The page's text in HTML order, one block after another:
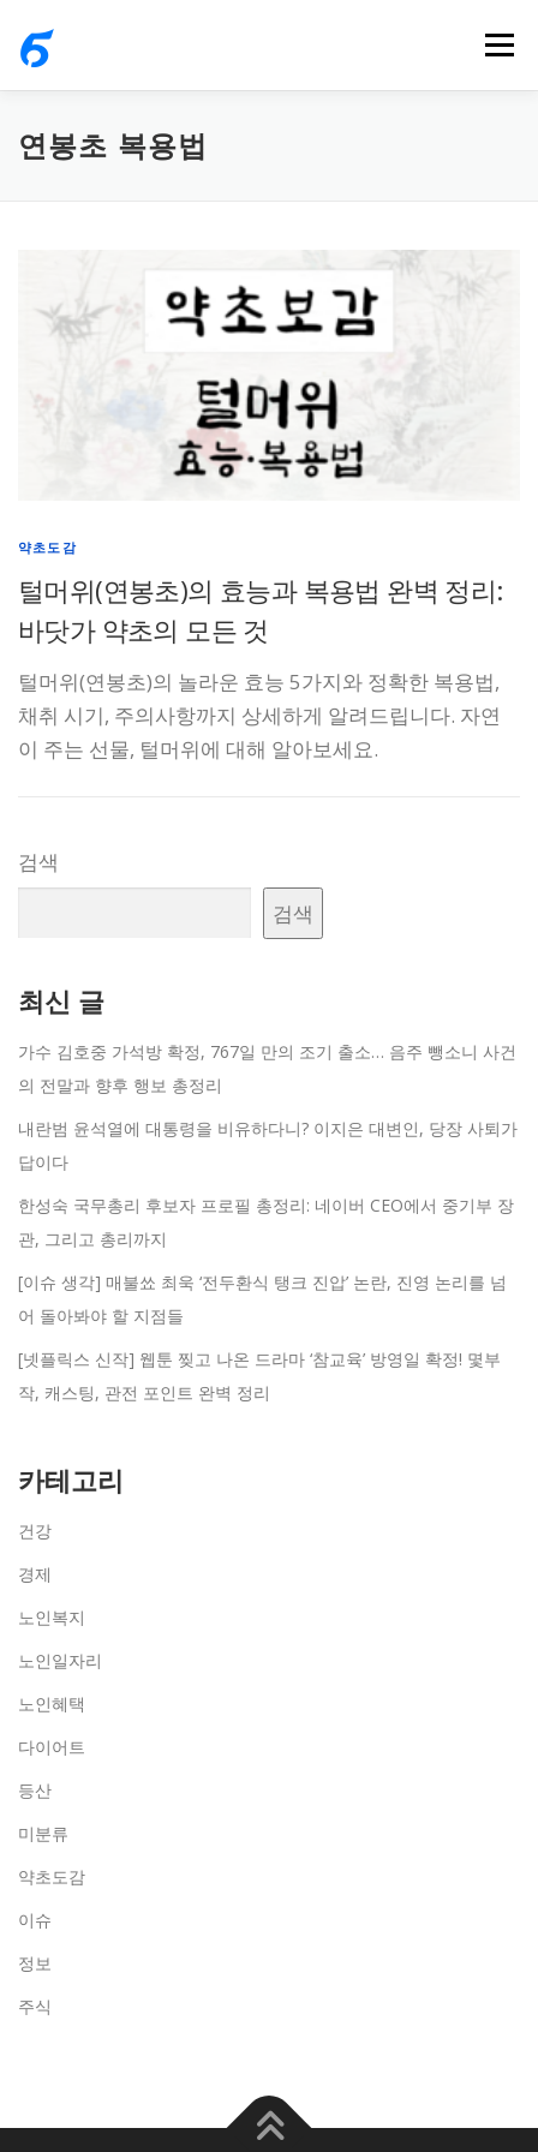
메뉴
연봉초 복용법
약초도감
털머위(연봉초)의 효능과 복용법 완벽 정리:
바닷가 약초의 모든 것
털머위(연봉초)의 놀라운 효능 5가지와 정확한 복용법,
채취 시기, 주의사항까지 상세하게 알려드립니다. 자연
이 주는 선물, 털머위에 대해 알아보세요.
검색
검색
최신 글
가수 김호중 가석방 확정, 767일 만의 조기 출소… 음주 뺑소니 사건
의 전말과 향후 행보 총정리
내란범 윤석열에 대통령을 비유하다니? 이지은 대변인, 당장 사퇴가
답이다
한성숙 국무총리 후보자 프로필 총정리: 네이버 CEO에서 중기부 장
관, 그리고 총리까지
[이슈 생각] 매불쑈 최욱 ‘전두환식 탱크 진압’ 논란, 진영 논리를 넘
어 돌아봐야 할 지점들
[넷플릭스 신작] 웹툰 찢고 나온 드라마 ‘참교육’ 방영일 확정! 몇부
작, 캐스팅, 관전 포인트 완벽 정리
카테고리
건강
경제
노인복지
노인일자리
노인혜택
다이어트
등산
미분류
약초도감
이슈
정보
주식